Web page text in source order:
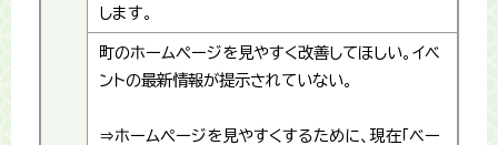
します。
町のホームページを見やすく改善してほしい。イベ
ントの最新情報が提示されていない。
⇒ホームページを見やすくするために、現在「ベー